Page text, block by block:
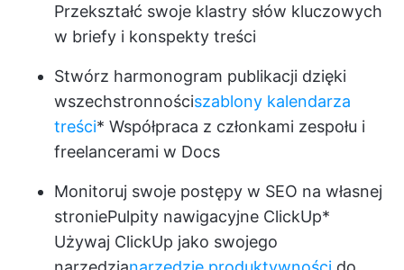
Przekształć swoje klastry słów kluczowych
w briefy i konspekty treści
Stwórz harmonogram publikacji dzięki
wszechstronnościszablony kalendarza
treści* Współpraca z członkami zespołu i
freelancerami w Docs
Monitoruj swoje postępy w SEO na własnej
stroniePulpity nawigacyjne ClickUp*
Używaj ClickUp jako swojego